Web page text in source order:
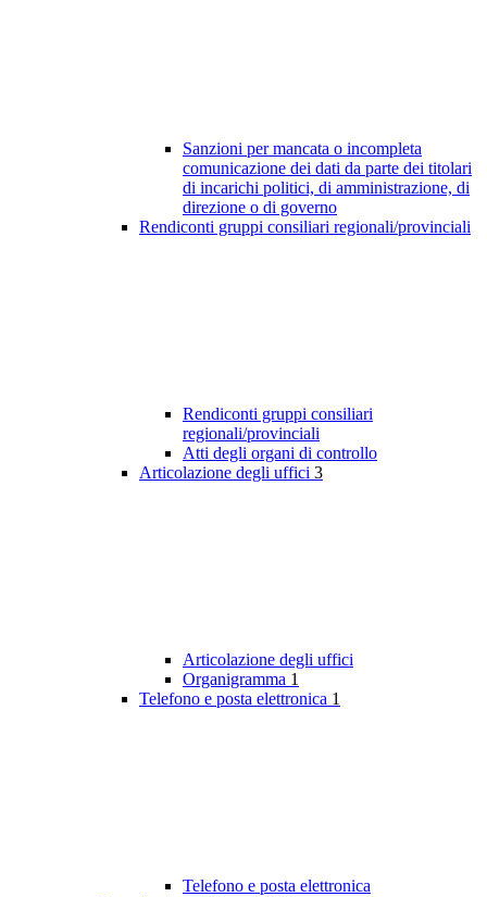
Sanzioni per mancata o incompleta
comunicazione dei dati da parte dei titolari
di incarichi politici, di amministrazione, di
direzione o di governo
Rendiconti gruppi consiliari regionali/provinciali
Rendiconti gruppi consiliari
regionali/provinciali
Atti degli organi di controllo
Articolazione degli uffici 3
Articolazione degli uffici
Organigramma 1
Telefono e posta elettronica 1
Telefono e posta elettronica